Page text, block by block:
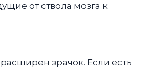
от ствола мозга к
зрачок. Если есть